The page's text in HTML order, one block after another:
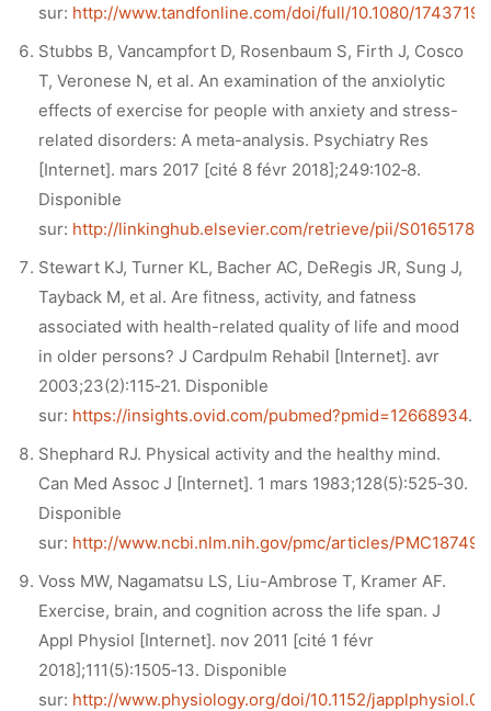
sur: http://www.tandfonline.com/doi/full/10.1080/
Stubbs B, Vancampfort D, Rosenbaum S, Firth J, Cosco
T, Veronese N, et al. An examination of the anxiolytic
effects of exercise for people with anxiety and stress-
related disorders: A meta-analysis. Psychiatry Res
[Internet]. mars 2017 [cité 8 févr 2018];249:102‑8.
Disponible
sur: http://linkinghub.elsevier.com/retrieve/pii/
Stewart KJ, Turner KL, Bacher AC, DeRegis JR, Sung J,
Tayback M, et al. Are fitness, activity, and fatness
associated with health-related quality of life and mood
in older persons? J Cardpulm Rehabil [Internet]. avr
2003;23(2):115‑21. Disponible
sur: https://insights.ovid.com/pubmed?pmid=12668934.
Shephard RJ. Physical activity and the healthy mind.
Can Med Assoc J [Internet]. 1 mars 1983;128(5):525‑30.
Disponible
sur: http://www.ncbi.nlm.nih.gov/pmc/articles/
Voss MW, Nagamatsu LS, Liu-Ambrose T, Kramer AF.
Exercise, brain, and cognition across the life span. J
Appl Physiol [Internet]. nov 2011 [cité 1 févr
2018];111(5):1505‑13. Disponible
sur: http://www.physiology.org/doi/10.1152/